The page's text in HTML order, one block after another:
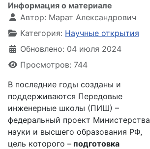
Информация о материале
Автор: Марат Александрович
Категория: Научные открытия
Обновлено: 04 июля 2024
Просмотров: 744
В последние годы созданы и
поддерживаются Передовые
инженерные школы (ПИШ) –
федеральный проект Министерства
науки и высшего образования РФ,
цель которого – подготовка